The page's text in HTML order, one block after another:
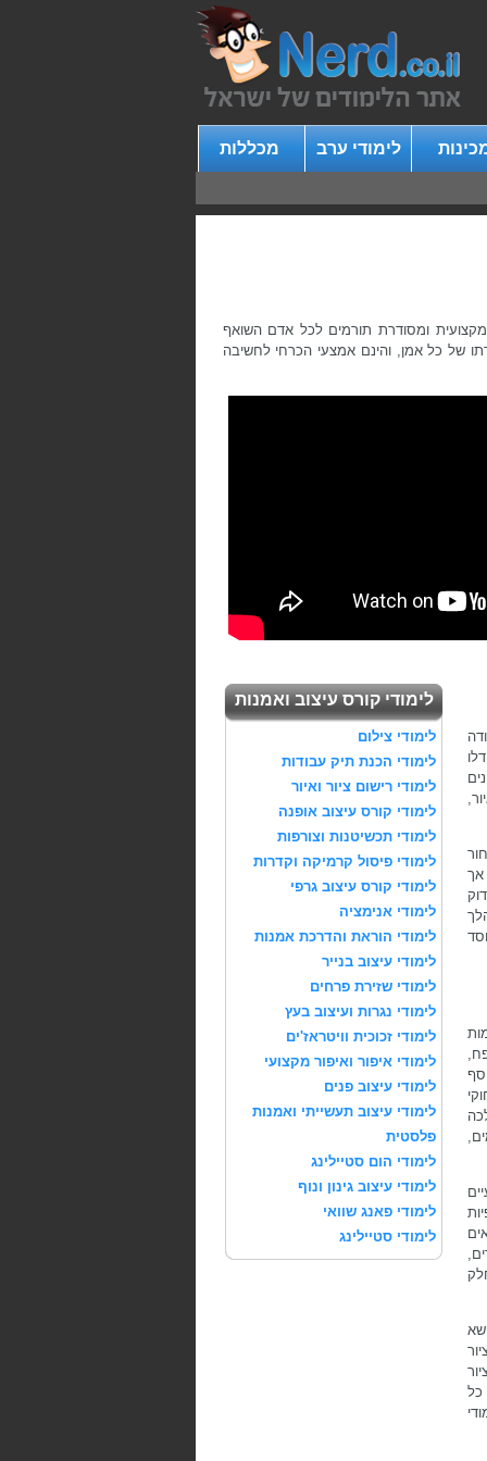
לימודי ערב מכללות
מקצועית ומסודרת תורמים לכל אדם השואף
של כל אמן, והינם אמצעי הכרחי לחשיבה
אך
כל
לימודי קורס עיצוב ואמנות
לימודי צילום
לימודי הכנת תיק עבודות
לימודי רישום ציור ואיור
לימודי קורס עיצוב אופנה
לימודי תכשיטנות וצורפות
לימודי פיסול קרמיקה וקדרות
לימודי קורס עיצוב גרפי
לימודי אנימציה
לימודי הוראת והדרכת אמנות
לימודי עיצוב בנייר
לימודי שזירת פרחים
לימודי נגרות ועיצוב בעץ
לימודי זכוכית וויטראז'ים
לימודי איפור ואיפור מקצועי
לימודי עיצוב פנים
לימודי עיצוב תעשייתי ואמנות
פלסטית
לימודי הום סטיילינג
לימודי עיצוב גינון ונוף
לימודי פאנג שוואי
לימודי סטיילינג